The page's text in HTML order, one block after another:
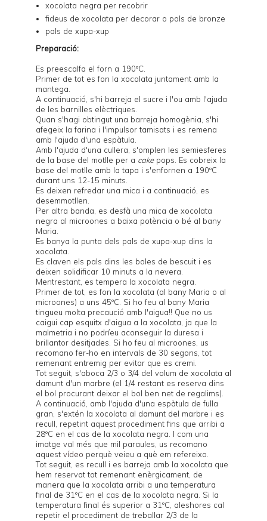
xocolata negra per recobrir
fideus de xocolata per decorar o pols de bronze
pals de xupa-xup
Preparació:
Es preescalfa el forn a 190ºC.
Primer de tot es fon la xocolata juntament amb la
mantega.
A continuació, s'hi barreja el sucre i l'ou amb l'ajuda
de les barnilles elèctriques.
Quan s'hagi obtingut una barreja homogènia, s'hi
afegeix la farina i l'impulsor tamisats i es remena
amb l'ajuda d'una espàtula.
Amb l'ajuda d'una cullera, s'omplen les semiesferes
de la base del motlle per a cakepops. Es cobreix la
base del motlle amb la tapa i s'enfornen a 190ºC
durant uns 12-15 minuts.
Es deixen refredar una mica i a continuació, es
desemmotllen.
Per altra banda, es desfà una mica de xocolata
negra al microones a baixa potència o bé al bany
Maria.
Es banya la punta dels pals de xupa-xup dins la
xocolata.
Es claven els pals dins les boles de bescuit i es
deixen solidificar 10 minuts a la nevera.
Mentrestant, es tempera la xocolata negra.
Primer de tot, es fon la xocolata (al bany Maria o al
microones) a uns 45ºC. Si ho feu al bany Maria
tingueu molta precaució amb l'aigua!! Que no us
caigui cap esquitx d'aigua a la xocolata, ja que la
malmetria i no podríeu aconseguir la duresa i
brillantor desitjades. Si ho feu al microones, us
recomano fer-ho en intervals de 30 segons, tot
remenant entremig per evitar que es cremi.
Tot seguit, s'aboca 2/3 o 3/4 del volum de xocolata al
damunt d'un marbre (el 1/4 restant es reserva dins
el bol procurant deixar el bol ben net de regalims).
A continuació, amb l'ajuda d'una espàtula de fulla
gran, s'extén la xocolata al damunt del marbre i es
recull, repetint aquest procediment fins que arribi a
28ºC en el cas de la xocolata negra. I com una
imatge val més que mil paraules, us recomano
aquest vídeo perquè veieu a què em refereixo.
Tot seguit, es recull i es barreja amb la xocolata que
hem reservat tot remenant enèrgicament, de
manera que la xocolata arribi a una temperatura
final de 31ºC en el cas de la xocolata negra. Si la
temperatura final és superior a 31ºC, aleshores cal
repetir el procediment de treballar 2/3 de la